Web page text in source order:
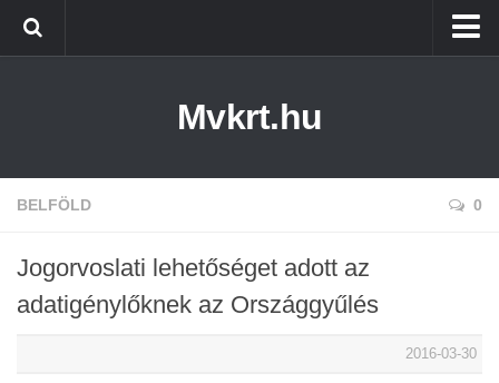
Tiszaújváros
Kazincbarcika
Belföld
Mvkrt.hu
BELFÖLD 0
Jogorvoslati lehetőséget adott az
adatigénylőknek az Országgyűlés
2016-03-30